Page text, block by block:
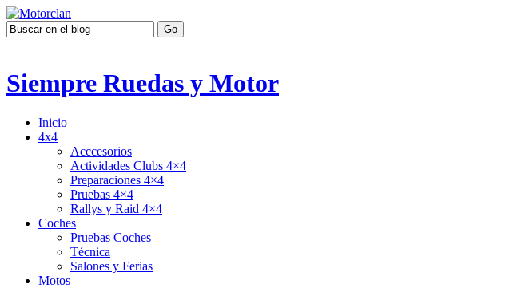
Siempre Ruedas y Motor
Inicio
4x4
Acccesorios
Actividades Clubs 4×4
Preparaciones 4×4
Pruebas 4×4
Rallys y Raid 4×4
Coches
Pruebas Coches
Técnica
Salones y Ferias
Motos